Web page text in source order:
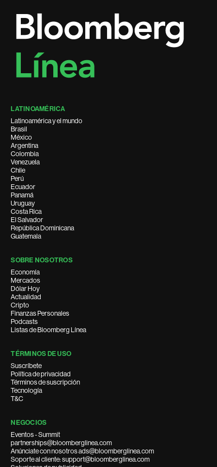
LATINOAMÉRICA
Latinoamérica y el mundo
Brasil
México
Argentina
Colombia
Venezuela
Chile
Perú
Ecuador
Panamá
Uruguay
Costa Rica
El Salvador
República Dominicana
Guatemala
SOBRE NOSOTROS
Economía
Mercados
Dólar Hoy
Actualidad
Cripto
Finanzas Personales
Podcasts
Listas de Bloomberg Línea
TÉRMINOS DE USO
Suscríbete
Política de privacidad
Términos de suscripción
Tecnología
T&C
NEGOCIOS
Eventos - Summit
partnerships@bloomberglinea.com
Anúnciate con nosotros ads@bloomberglinea.com
Soporte al cliente: support@bloomberglinea.com